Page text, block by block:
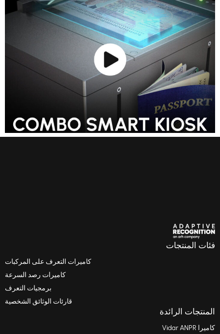
كاميرات التعرف على المركبات
كاميرات رصد السرعة
برمجيات التعرف
قارئات الوثائق الشخصية
الرائدة